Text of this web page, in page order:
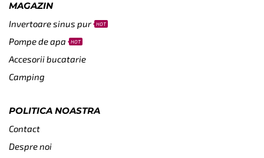
MAGAZIN
Invertoare sinus pur HOT
Pompe de apa HOT
Accesorii bucatarie
Camping
POLITICA NOASTRA
Contact
Despre noi